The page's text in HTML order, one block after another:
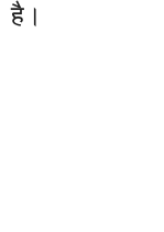
है।